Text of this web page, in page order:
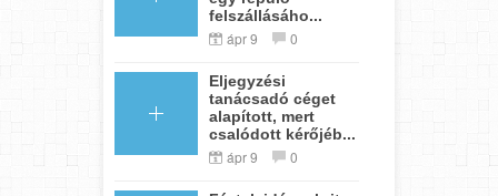
felszállásáho...
ápr 9 0
Eljegyzési
tanácsadó céget
alapított, mert
csalódott kérőjéb...
ápr 9 0